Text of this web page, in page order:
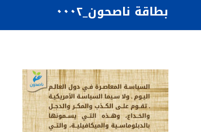
بطاقة ناصحون_٠٠٠٢